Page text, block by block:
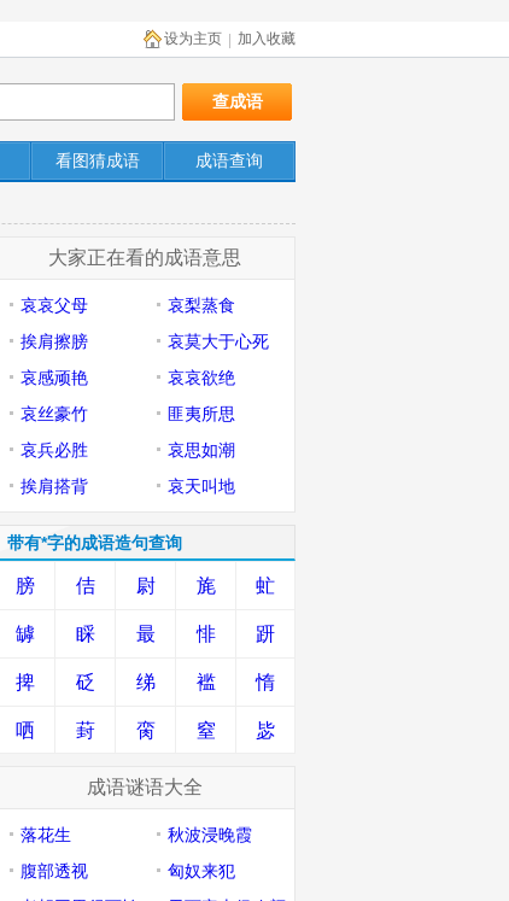
加入收藏
设为主页
看图猜成语 成语查询
大家正在看的成语意思
哀哀父母
哀梨蒸食
挨肩擦膀
哀莫大于心死
哀感顽艳
哀哀欲绝
哀丝豪竹
匪夷所思
哀兵必胜
哀思如潮
挨肩搭背
哀天叫地
带有*字的成语造句查询
膀 佶 尉 旄 虻
罅 睬 最 悱 趼
捭 砭 绨 褴 惰
哂 葑 脔 窒 毖
成语谜语大全
落花生
秋波浸晚霞
腹部透视
匈奴来犯